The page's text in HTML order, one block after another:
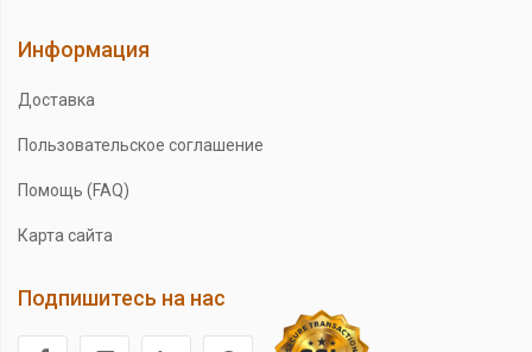
Информация
Доставка
Пользовательское соглашение
Помощь (FAQ)
Карта сайта
Подпишитесь на нас